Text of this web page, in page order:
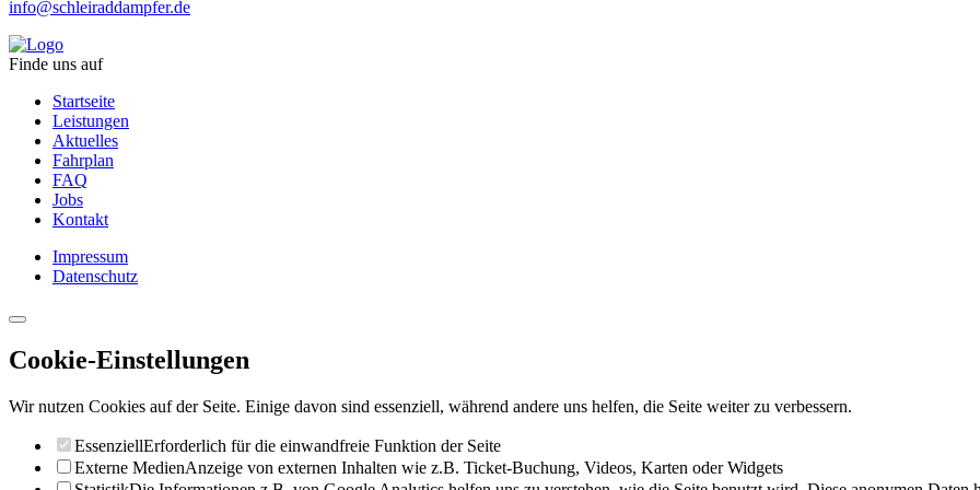
info@schleiraddampfer.de
Finde uns auf
Startseite
Leistungen
Aktuelles
Fahrplan
FAQ
Jobs
Kontakt
Impressum
Datenschutz
Cookie-Einstellungen
Wir nutzen Cookies auf der Seite. Einige davon sind essenziell, während andere uns helfen, die Seite weiter zu verbessern.
EssenziellErforderlich für die einwandfreie Funktion der Seite
Externe MedienAnzeige von externen Inhalten wie z.B. Ticket-Buchung, Videos, Karten oder Widgets